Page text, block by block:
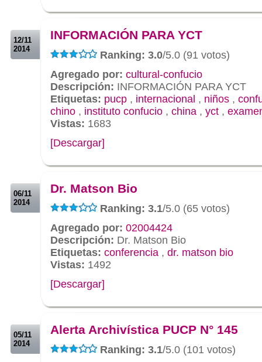
12/11
2014
INFORMACIÓN PARA YCT
Ranking: 3.0/5.0 (91 votos)
Agregado por: cultural-confucio
Descripción: INFORMACIÓN PARA YCT
Etiquetas: pucp , internacional , niños ,
chino , instituto confucio , china , yct ,
Vistas: 1683
[Descargar]
06/11
2014
Dr. Matson Bio
Ranking: 3.1/5.0 (65 votos)
Agregado por: 02004424
Descripción: Dr. Matson Bio
Etiquetas: conferencia , dr. matson bio
Vistas: 1492
[Descargar]
05/11
2014
Alerta Archivística PUCP N° 145
Ranking: 3.1/5.0 (101 votos)